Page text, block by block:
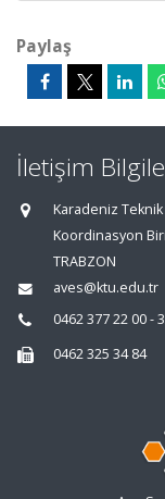
Paylaş
İletişim
Karadeniz
Koordinasyon
TRABZON
aves@ktu.edu.tr
0462 377 22 00 -
0462 325 34 84